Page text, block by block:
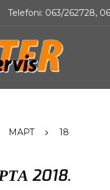
Telefoni: 063/262728,
МАРТ 18
2018.